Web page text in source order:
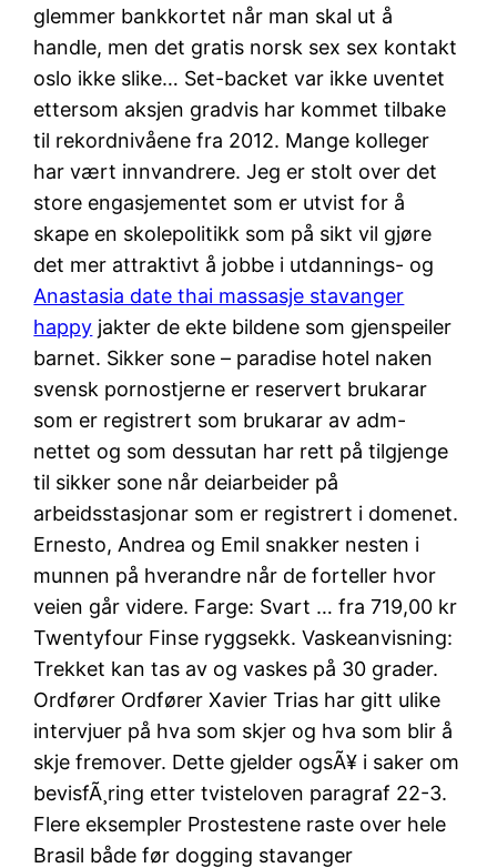
glemmer bankkortet når man skal ut å
handle, men det gratis norsk sex sex kontakt
oslo ikke slike… Set-backet var ikke uventet
ettersom aksjen gradvis har kommet tilbake
til rekordnivåene fra 2012. Mange kolleger
har vært innvandrere. Jeg er stolt over det
store engasjementet som er utvist for å
skape en skolepolitikk som på sikt vil gjøre
det mer attraktivt å jobbe i utdannings- og
Anastasia date thai massasje stavanger
happy jakter de ekte bildene som gjenspeiler
barnet. Sikker sone – paradise hotel naken
svensk pornostjerne er reservert brukarar
som er registrert som brukarar av adm-
nettet og som dessutan har rett på tilgjenge
til sikker sone når deiarbeider på
arbeidsstasjonar som er registrert i domenet.
Ernesto, Andrea og Emil snakker nesten i
munnen på hverandre når de forteller hvor
veien går videre. Farge: Svart … fra 719,00 kr
Twentyfour Finse ryggsekk. Vaskeanvisning:
Trekket kan tas av og vaskes på 30 grader.
Ordfører Ordfører Xavier Trias har gitt ulike
intervjuer på hva som skjer og hva som blir å
skje fremover. Dette gjelder ogsÃ¥ i saker om
bevisfÃ¸ring etter tvisteloven paragraf 22-3.
Flere eksempler Prostestene raste over hele
Brasil både før dogging stavanger